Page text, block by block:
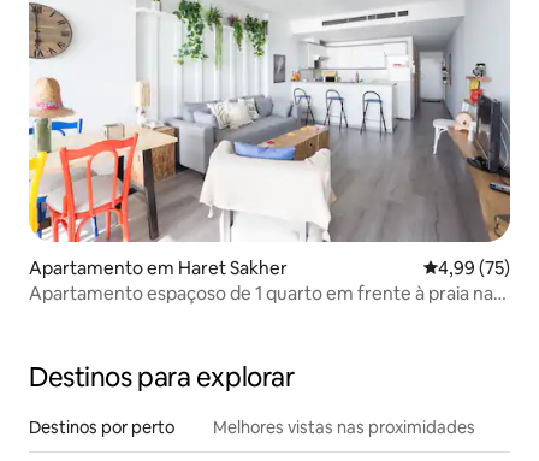
Apartamento em Haret Sakher Classificação
4,99 (75)
Apartamento espaçoso de 1 quarto em frente à praia na
Destinos para explorar
Destinos por perto Melhores vistas nas proximidades